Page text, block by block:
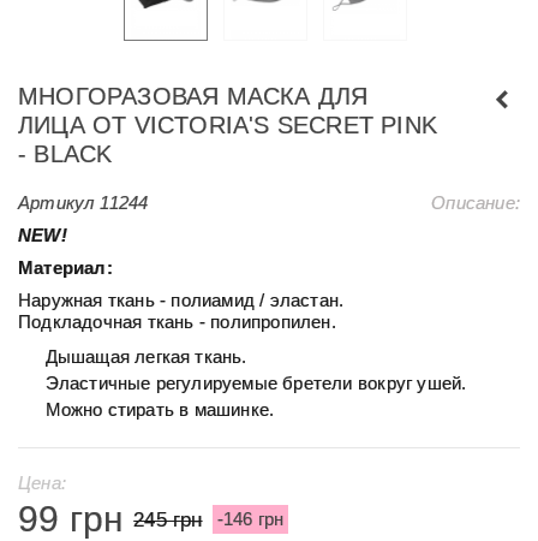
МНОГОРАЗОВАЯ МАСКА ДЛЯ
ЛИЦА ОТ VICTORIA'S SECRET PINK
- BLACK
Артикул 11244
Описание:
NEW!
Материал:
Наружная ткань - полиамид / эластан.
Подкладочная ткань - полипропилен.
Дышащая легкая ткань.
Эластичные регулируемые бретели вокруг ушей.
Можно стирать в машинке.
Цена:
99 грн 245 грн -146 грн